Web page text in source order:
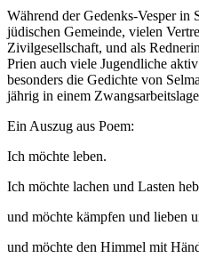
Während der Gedenks-Vesper in
jüdischen Gemeinde, vielen
Zivilgesellschaft, und als
Prien auch viele Jugendliche
besonders die Gedichte von
jährig in einem
Ein Auszug aus Poem:
Ich möchte leben.
Ich möchte lachen und Lasten
und möchte kämpfen und lieben
und möchte den Himmel mit